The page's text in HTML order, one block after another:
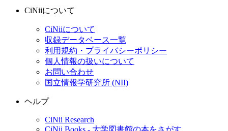
CiNiiについて
CiNiiについて
収録データベース一覧
利用規約・プライバシーポリシー
個人情報の扱いについて
お問い合わせ
国立情報学研究所 (NII)
ヘルプ
CiNii Research